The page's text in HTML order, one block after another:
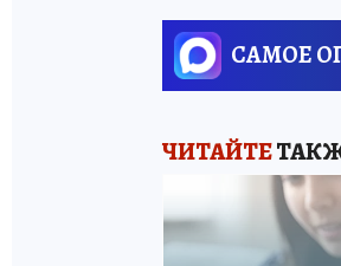
САМОЕ
ЧИТАЙТЕ